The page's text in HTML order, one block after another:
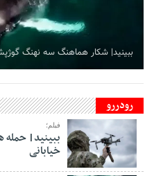
ببینید| شکار هماهنگ سه نهنگ
رودررو
فیلم؛
ببینید| حمله
خیابانی